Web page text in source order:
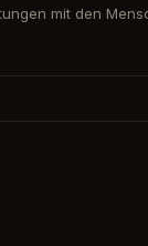
mit den